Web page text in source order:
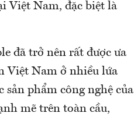
Việt Nam, đặc biệt là
đã trở nên rất được ưa
Việt Nam ở nhiều lứa
phẩm công nghệ của
mẽ trên toàn cầu,